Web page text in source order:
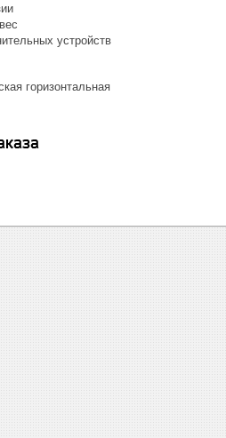
устройств
горизонтальная